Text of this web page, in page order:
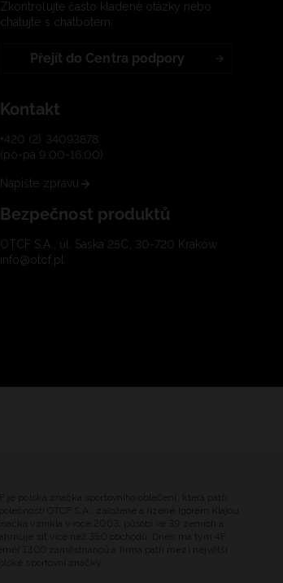
Zkontrolujte často kladené otázky nebo
chatujte s chatbotem:
Přejít do Centra podpory
Kontakt
+420 (2) 34093878
(po-pá 9:00-16:00)
Napište zprávu
Bezpečnost produktů
OTCF S.A., ul. Saska 25C, 30-720 Kraków
info@otcf.pl